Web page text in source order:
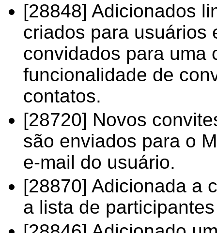
[28848] Adicionados
criados para usuários
convidados para uma
funcionalidade de
contatos.
[28720] Novos
são enviados para o
e-mail do usuário.
[28870] Adicionada a
a lista de